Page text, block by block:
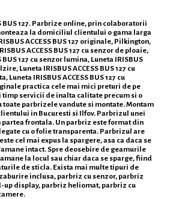
BUS 127. Parbrize online, prin colaboratorii
la domiciliul clientului o gama larga
ACCESS BUS 127 originale, Pilkington,
ACCESS BUS 127 cu senzor de ploaie,
BUS 127 cu senzor lumina, Luneta IRISBUS
Luneta IRISBUS ACCESS BUS 127 cu
IRISBUS ACCESS BUS 127 cu
practica cele mai mici preturi de pe
servicii de inalta calitate precum si o
toate parbrizele vandute si montate. Montam
in Bucuresti si Ilfov. Parbrizul unei
frontala. Un parbriz este format din
cu o folie transparenta. Parbrizul are
cel mai expus la spargere, asa ca daca se
intact. Spre deosebire de geamurile
la locul sau chiar daca se sparge, fiind
de sticla. Exista mai multe tipuri de
inclusa, parbriz cu senzor, parbriz
up display, parbriz heliomat, parbriz cu